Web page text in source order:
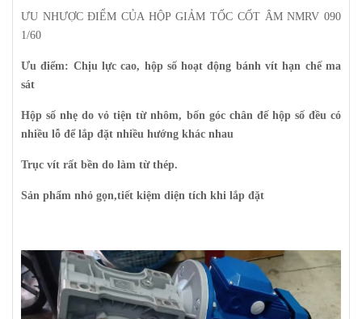
ƯU NHƯỢC ĐIỂM CỦA HỘP GIẢM TỐC CỐT ÂM NMRV 090
1/60
Ưu điểm: Chịu lực cao, hộp số hoạt động bánh vít hạn chế ma
sát
Hộp số nhẹ do vỏ tiện từ nhôm, bốn góc chân đế hộp số đều có
nhiều lỗ để lắp đặt nhiều hướng khác nhau
Trục vít rất bền do làm từ thép.
Sản phẩm nhỏ gọn,tiết kiệm diện tích khi lắp đặt